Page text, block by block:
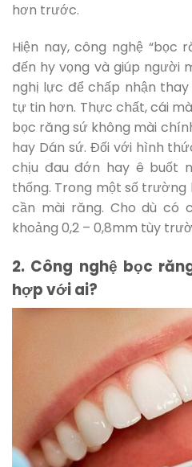
hơn trước.
Hiện nay, công nghệ “bọc
đến hy vọng và giúp người
nghị lực để chấp nhận
tự tin hơn. Thực chất, cái
bọc răng sứ không mài
hay Dán sứ. Đối với hình
chịu đau đớn hay ê buốt
thống. Trong một số
cần mài răng. Cho dù có
khoảng 0,2 – 0,8mm tùy
2. Công nghệ bọc
hợp với ai?